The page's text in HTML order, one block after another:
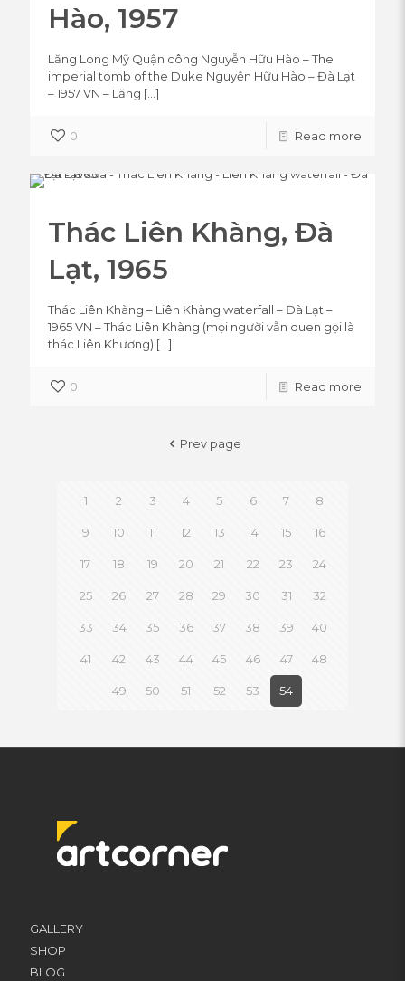
Hào, 1957
Lăng Long Mỹ Quận công Nguyễn Hữu Hào – The
imperial tomb of the Duke Nguyễn Hữu Hào – Đà Lạt
– 1957 VN – Lăng […]
0 Read more
Thác Liên Khàng, Đà
Lạt, 1965
Thác Liên Khàng – Liên Khàng waterfall – Đà Lạt –
1965 VN – Thác Liên Khàng (mọi người vẫn quen gọi là
thác Liên Khương) […]
0 Read more
Prev page
1 2 3 4 5 6 7 8
9 10 11 12 13 14 15 16
17 18 19 20 21 22 23 24
25 26 27 28 29 30 31 32
33 34 35 36 37 38 39 40
41 42 43 44 45 46 47 48
49 50 51 52 53 54
GALLERY
SHOP
BLOG